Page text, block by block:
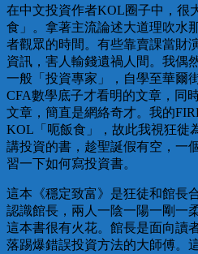
在中文投資作者KOL圈子中，很
食」。拿著主流論述大道理吹水
者觀眾的時間。有些靠賣課當財
資訊，害人輸錢遺禍人間。我偶
一般「投資專家」，自學至華爾
CFA數學底子才看明的文章，同
文章，簡直是網絡奇才。我的
KOL「呃飯食」，故此我視狂徙
講投資的書，趁聖誕假有空，一
習一下如何寫投資書。
這本《穩定致富》是狂徒和館長
認識館長，兩人一陰一陽一剛一
這本書很有火花。館長是面向讀
落踢爆錯誤投資方法的大師傅。